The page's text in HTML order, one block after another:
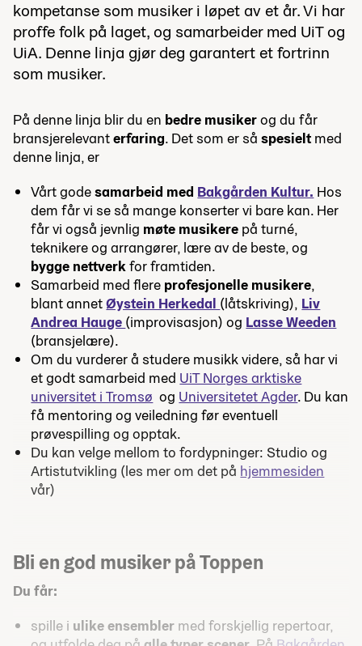
kompetanse som musiker i løpet av et år. Vi har
proffe folk på laget, og samarbeider med UiT og
UiA. Denne linja gjør deg garantert et fortrinn
som musiker.
På denne linja blir du en bedre musikerog du får
bransjerelevanterfaring. Det som er så spesielt med
denne linja, er
Vårt godesamarbeid med Bakgården Kultur. Hos
dem får vi se så mange konserter vi bare kan. Her
får vi også jevnlig møte musikere på turné,
teknikere og arrangører, lære av de beste, og
bygge nettverkfor framtiden.
Samarbeid med flere profesjonelle musikere,
blant annetØystein Herkedal (låtskriving), Liv
Andrea Hauge (improvisasjon) og Lasse Weeden
(bransjelære).
Om du vurderer å studere musikk videre, så har vi
et godt samarbeid med UiT Norges arktiske
universitet i Tromsø og Universitetet Agder. Du kan
få mentoring og veiledning før eventuell
prøvespilling og opptak.
Du kan velge mellom to fordypninger: Studio og
Artistutvikling (les mer om det på hjemmesiden
vår)
Bli en god musiker på Toppen
Du får:
spille i ulike ensembler med forskjellig repertoar,